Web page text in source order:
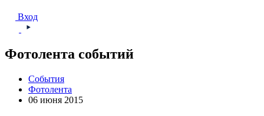
Вход
Фотолента событий
События
Фотолента
06 июня 2015